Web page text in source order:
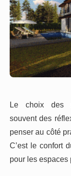
Le choix des
souvent des
penser au côté
C’est le confort
pour les espaces